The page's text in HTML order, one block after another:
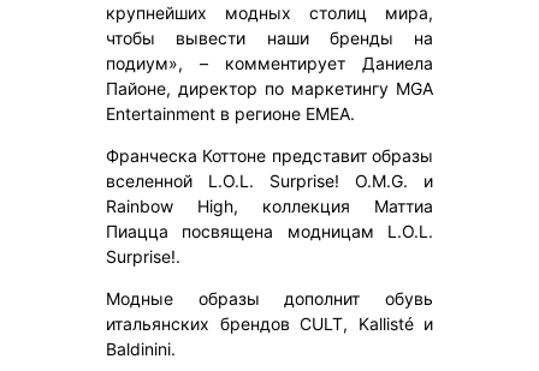
крупнейших модных столиц мира,
чтобы вывести наши бренды на
подиум», – комментирует Даниела
Пайоне, директор по маркетингу MGA
Entertainment в регионе EMEA.
Франческа Коттоне представит образы
вселенной L.O.L. Surprise! O.M.G. и
Rainbow High, коллекция Маттиа
Пиацца посвящена модницам L.O.L.
Surprise!.
Модные образы дополнит обувь
итальянских брендов CULT, Kallisté и
Baldinini.